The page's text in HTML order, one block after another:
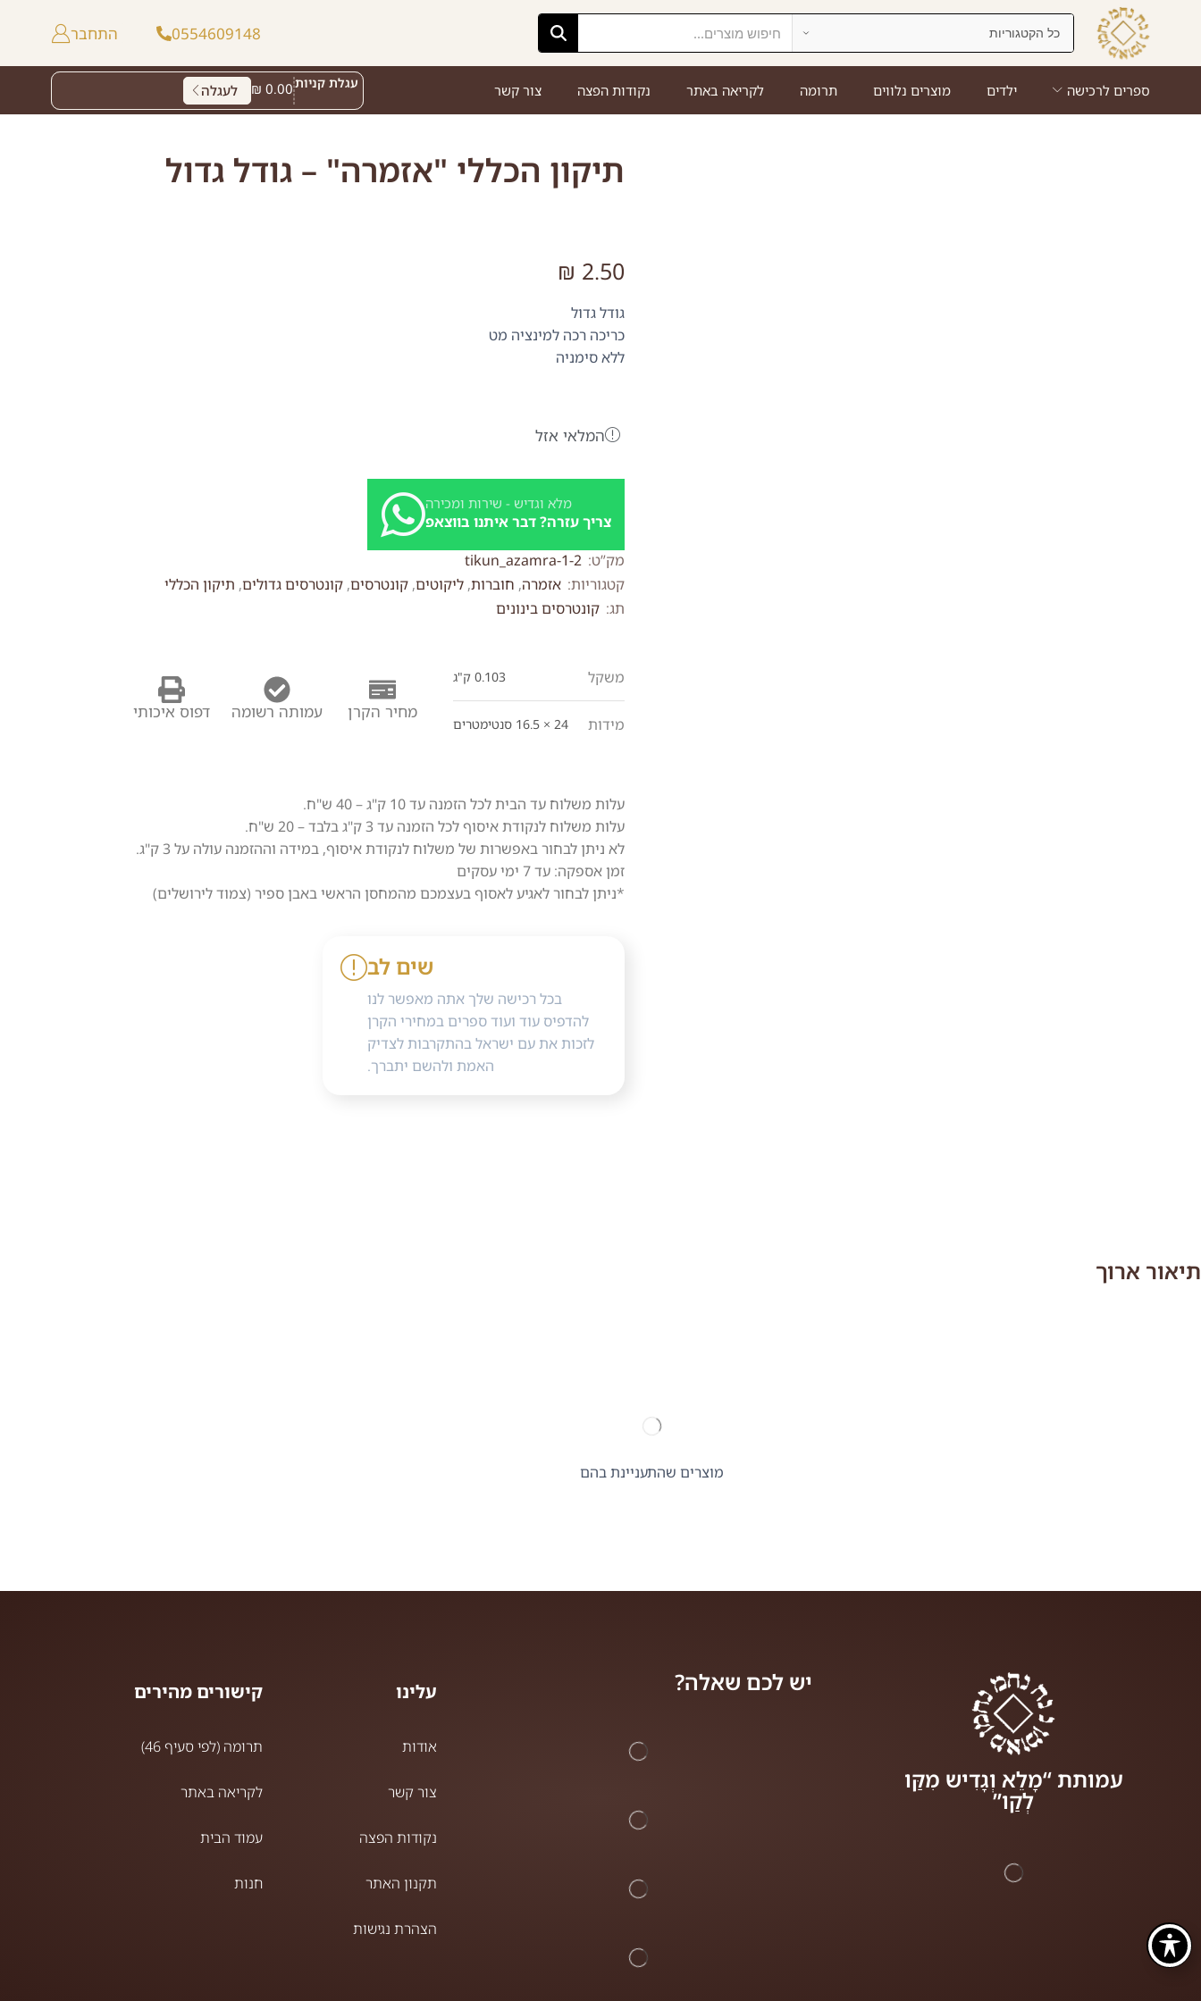
0554609148 התחבר
ספרים לרכישה ילדים מוצרים נלווים תרומה לקריאה באתר נקודות הפצה צור קשר עגלת קניות ₪ 0.00 לעגלה
תיקון הכללי "אזמרה" – גודל גדול
₪ 2.50
גודל גדול
כריכה רכה למינציה מט
ללא סימניה
המלאי אזל
מלא וגדיש - שירות ומכירה
צריך עזרה? דבר איתנו בווצאפ
מק”ט: tikun_azamra-1-2
קטגוריות: אזמרה, חוברות, ליקוטים, קונטרסים, קונטרסים גדולים, תיקון הכללי
תג: קונטרסים בינונים
משקל 0.103 ק"ג
מידות 24 × 16.5 סנטימטרים
מחיר הקרן עמותה רשומה דפוס איכותי
עלות משלוח עד הבית לכל הזמנה עד 10 ק"ג – 40 ש"ח.
עלות משלוח לנקודת איסוף לכל הזמנה עד 3 ק"ג בלבד – 20 ש"ח.
לא ניתן לבחור באפשרות של משלוח לנקודת איסוף, במידה וההזמנה עולה על 3 ק"ג.
זמן אספקה: עד 7 ימי עסקים
*ניתן לבחור לאגיע לאסוף בעצמכם מהמחסן הראשי באבן ספיר (צמוד לירושלים)
שים לב
בכל רכישה שלך אתה מאפשר לנו
להדפיס עוד ועוד ספרים במחירי הקרן
לזכות את עם ישראל בהתקרבות לצדיק
האמת ולהשם יתברך.
תיאור ארוך
מוצרים שהתעניינת בהם
עמותת “מָלֵא וְגָדִיש מִקַּו
לְקַו”
יש לכם שאלה? עלינו
אודות
צור קשר
נקודות הפצה
תקנון האתר
הצהרת נגישות
קישורים מהירים
תרומה (לפי סעיף 46)
לקריאה באתר
עמוד הבית
חנות